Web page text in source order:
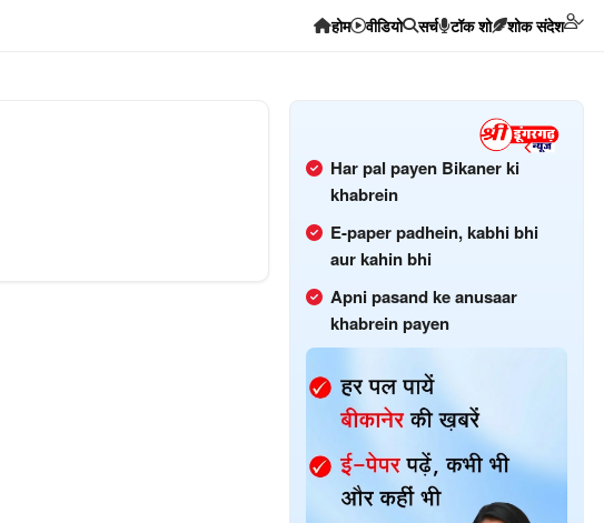
होम वीडियो सर्च टॉक शो शोक संदेश
Har pal payen Bikaner ki
khabrein
E-paper padhein, kabhi bhi
aur kahin bhi
Apni pasand ke anusaar
khabrein payen